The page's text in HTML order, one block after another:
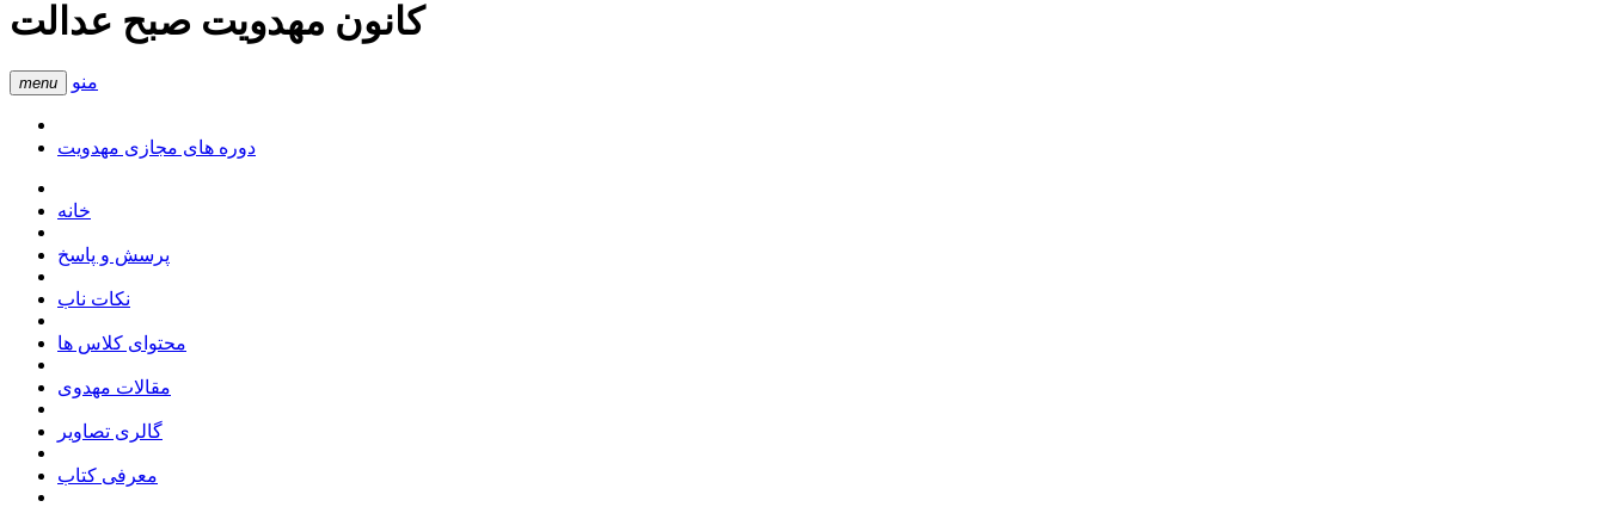
کانون مهدویت صبح عدالت
menu منو
دوره های مجازی مهدویت
خانه
پرسش و پاسخ
نکات ناب
محتوای کلاس ها
مقالات مهدوی
گالری تصاویر
معرفی کتاب